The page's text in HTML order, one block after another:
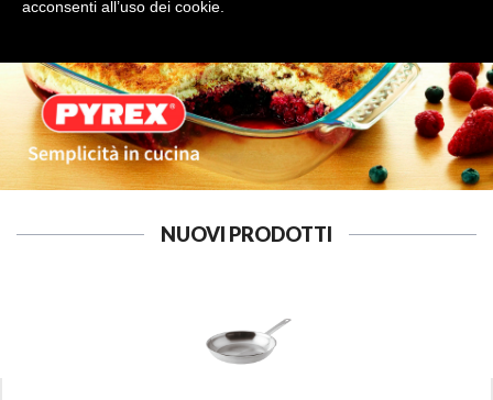
NUOVI PRODOTTI
acconsenti all’uso dei cookie.